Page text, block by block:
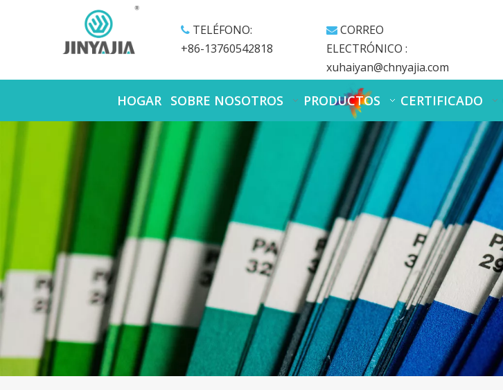
TELÉFONO:
+86-13760542818
 CORREO
ELECTRÓNICO :
xuhaiyan@chnyajia.com
HOGAR SOBRE NOSOTROS PRODUCTOS CERTIFICADO